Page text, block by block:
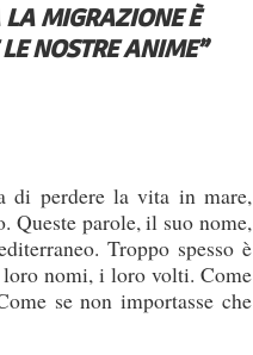
MIGRAZIONE È
NOSTRE ANIME”
di perdere la vita in mare,
Queste parole, il suo nome,
Troppo spesso è
loro nomi, i loro volti. Come
se non importasse che